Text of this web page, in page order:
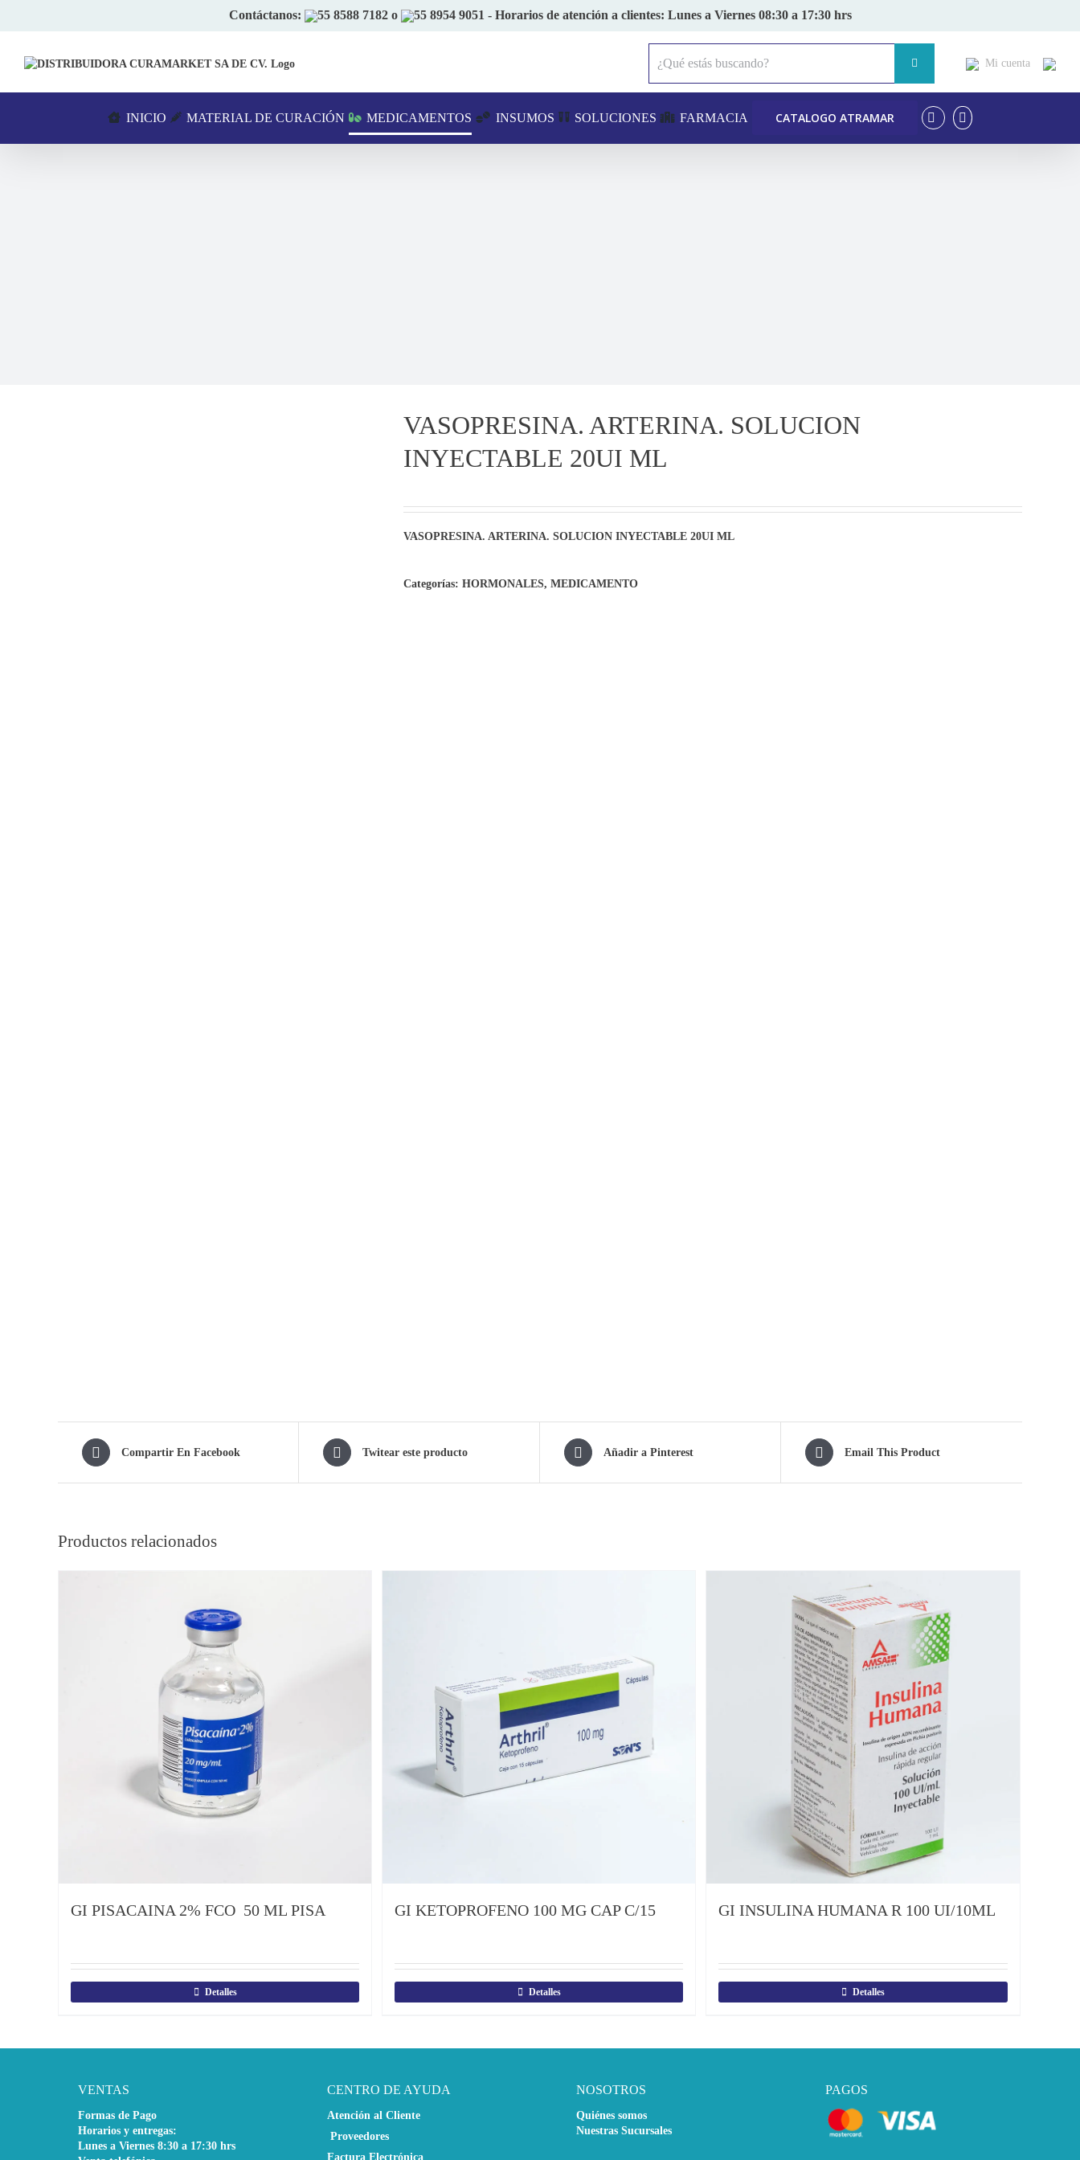
Contáctanos: 55 8588 7182o 55 8954 9051 - Horarios de atención a clientes: Lunes a Viernes 08:30 a 17:30 hrs
Mi cuenta
INICIO MATERIAL DE CURACIÓN MEDICAMENTOS INSUMOS SOLUCIONES FARMACIA CATALOGO ATRAMAR
VASOPRESINA. ARTERINA. SOLUCION
INYECTABLE 20UI ML
VASOPRESINA. ARTERINA. SOLUCION INYECTABLE 20UI ML
Categorías: HORMONALES, MEDICAMENTO
Compartir En Facebook Twitear este producto Añadir a Pinterest Email This Product
Productos relacionados
GI PISACAINA 2% FCO 50 ML PISA
Detalles
GI KETOPROFENO 100 MG CAP C/15
Detalles
GI INSULINA HUMANA R 100 UI/10ML
Detalles
VENTAS
Formas de Pago
Horarios y entregas:
Lunes a Viernes 8:30 a 17:30 hrs
CENTRO DE AYUDA
Atención al Cliente
Proveedores
Factura Electrónica
NOSOTROS
Quiénes somos
Nuestras Sucursales
PAGOS